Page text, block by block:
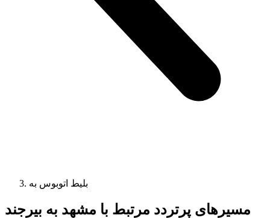
بلیط اتوبوس به
مسیرهای پرتردد مرتبط با مشهد به بیرجند